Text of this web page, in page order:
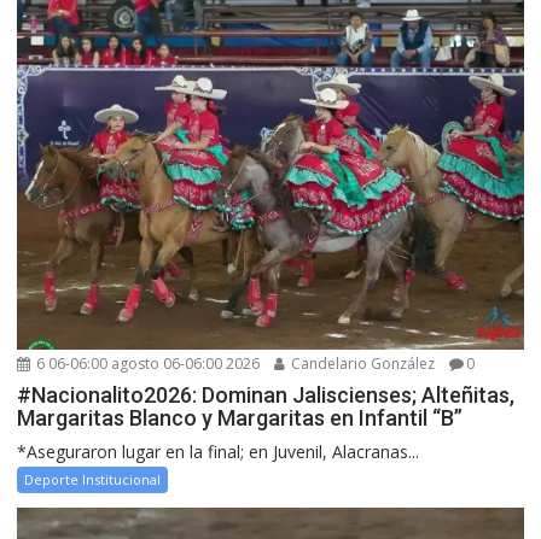
6 06-06:00 agosto 06-06:00 2026 Candelario González 0
#Nacionalito2026: Dominan Jaliscienses; Alteñitas,
Margaritas Blanco y Margaritas en Infantil “B”
*Aseguraron lugar en la final; en Juvenil, Alacranas...
Deporte Institucional